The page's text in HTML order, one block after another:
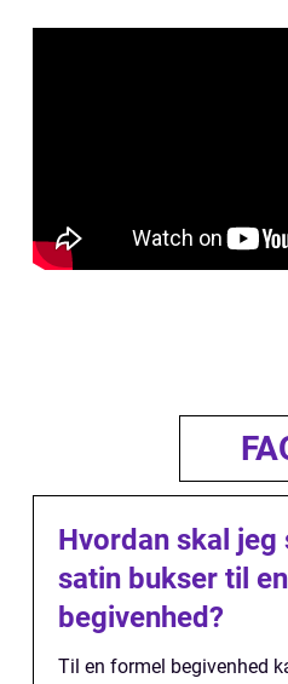
Hvordan skal jeg
satin bukser til
begivenhed?
Til en formel begivenhed